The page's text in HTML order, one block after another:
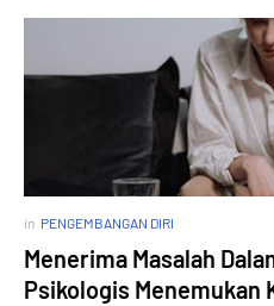
in PENGEMBANGAN DIRI
Menerima Masalah
Psikologis Menemukan